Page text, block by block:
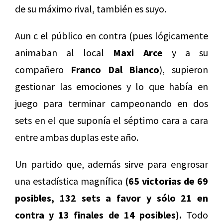
de su máximo rival, también es suyo.
Aun c el público en contra (pues lógicamente
animaban al local Maxi Arce y a su
compañero Franco Dal Bianco), supieron
gestionar las emociones y lo que había en
juego para terminar campeonando en dos
sets en el que suponía el séptimo cara a cara
entre ambas duplas este año.
Un partido que, además sirve para engrosar
una estadística magnífica (65 victorias de 69
posibles, 132 sets a favor y sólo 21 en
contra y 13 finales de 14 posibles). Todo